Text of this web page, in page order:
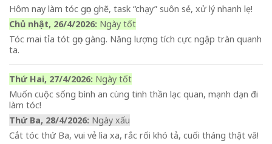
Hôm nay làm tóc gọn ghẽ, task “chạy” suôn sẻ, xử lý nhanh lẹ!
Chủ nhật, 26/4/2026: Ngày tốt
Tóc mai tỉa tót gọn gàng. Năng lượng tích cực ngập tràn quanh
ta.
Thứ Hai, 27/4/2026: Ngày tốt
Muốn cuộc sống bình an cùng tinh thần lạc quan, mạnh dạn đi
làm tóc!
Thứ Ba, 28/4/2026: Ngày xấu
Cắt tóc thứ Ba, vui vẻ lìa xa, rắc rối khó tả, cuối tháng thật vã!